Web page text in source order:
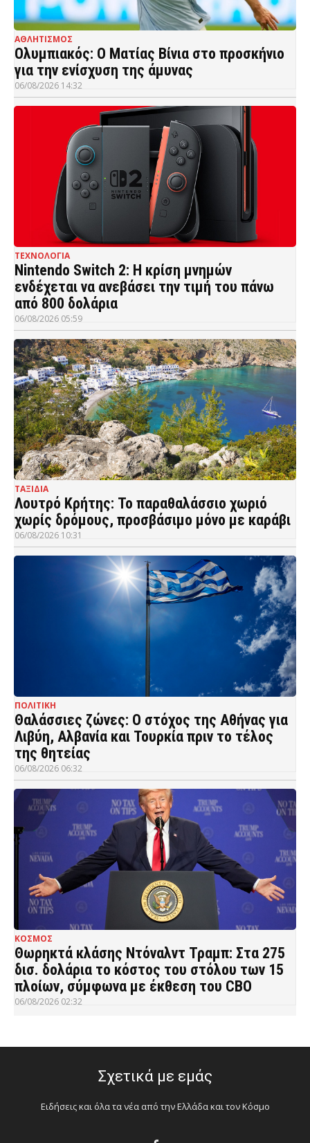
ΑΘΛΗΤΙΣΜΟΣ
Ολυμπιακός: Ο Ματίας Βίνια στο προσκήνιο
για την ενίσχυση της άμυνας
06/08/2026 14:32
ΤΕΧΝΟΛΟΓΙΑ
Nintendo Switch 2: Η κρίση μνημών
ενδέχεται να ανεβάσει την τιμή του πάνω
από 800 δολάρια
06/08/2026 05:59
ΤΑΞΙΔΙΑ
Λουτρό Κρήτης: Το παραθαλάσσιο χωριό
χωρίς δρόμους, προσβάσιμο μόνο με καράβι
06/08/2026 10:31
ΠΟΛΙΤΙΚΗ
Θαλάσσιες ζώνες: Ο στόχος της Αθήνας για
Λιβύη, Αλβανία και Τουρκία πριν το τέλος
της θητείας
06/08/2026 06:32
ΚΟΣΜΟΣ
Θωρηκτά κλάσης Ντόναλντ Τραμπ: Στα 275
δισ. δολάρια το κόστος του στόλου των 15
πλοίων, σύμφωνα με έκθεση του CBO
06/08/2026 02:32
Σχετικά με εμάς
Ειδήσεις και όλα τα νέα από την Ελλάδα και τον Κόσμο